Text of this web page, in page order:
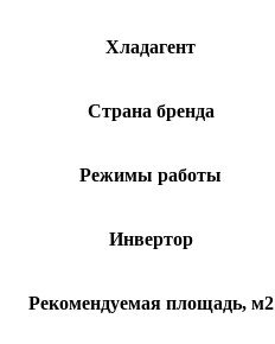
Хладагент
Страна бренда
Режимы работы
Инвертор
Рекомендуемая площадь, м2